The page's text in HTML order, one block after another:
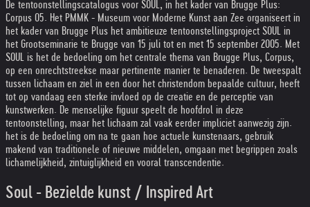
De tentoonstellingscatalogus voor SOUL, in het kader van Brugge Plus:
Corpus 05. Het PMMK - Museum voor Moderne Kunst aan Zee organiseert in
het kader van Brugge Plus het ambitieuze tentoonstellingsproject SOUL in
het Grootseminarie te Brugge van 15 juli tot en met 15 september 2005. Met
SOUL is het de bedoeling om het centrale thema van Brugge Plus, Corpus,
op een onrechtstreekse maar pertinente manier te benaderen. De tweespalt
tussen lichaam en ziel in een door het christendom bepaalde cultuur, heeft
tot op vandaag een sterke invloed op de creatie en de perceptie van
kunstwerken. De menselijke figuur speelt de hoofdrol in deze
tentoonstelling, maar het lichaam zal vaak eerder impliciet aanwezig zijn.
het is de bedoeling om na te gaan hoe actuele kunstenaars, gebruik
makend van traditionele of nieuwe middelen, omgaan met begrippen zoals
lichamelijkheid, zintuiglijkheid en vooral transcendentie.
Soul - Bezielde kunst / Inspired Art